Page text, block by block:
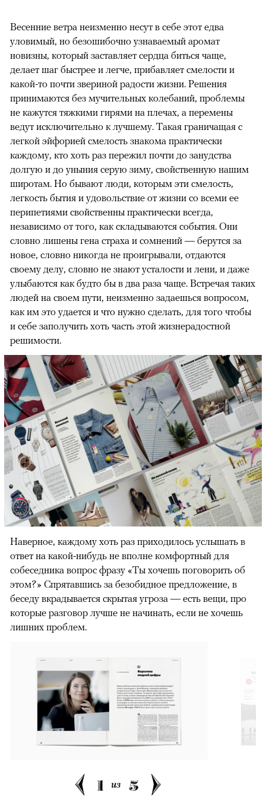
Весенние ветра неизменно несут в себе этот едва
уловимый, но безошибочно узнаваемый аромат
новизны, который заставляет сердца биться чаще,
делает шаг быстрее и легче, прибавляет смелости и
какой-то почти звериной радости жизни. Решения
принимаются без мучительных колебаний, проблемы
не кажутся тяжкими гирями на плечах, а перемены
ведут исключительно к лучшему. Такая граничащая с
легкой эйфорией смелость знакома практически
каждому, кто хоть раз пережил почти до занудства
долгую и до уныния серую зиму, свойственную нашим
широтам. Но бывают люди, которым эти смелость,
легкость бытия и удовольствие от жизни со всеми ее
перипетиями свойственны практически всегда,
независимо от того, как складываются события. Они
словно лишены гена страха и сомнений — берутся за
новое, словно никогда не проигрывали, отдаются
своему делу, словно не знают усталости и лени, и даже
улыбаются как будто бы в два раза чаще. Встречая таких
людей на своем пути, неизменно задаешься вопросом,
как им это удается и что нужно сделать, для того чтобы
и себе заполучить хоть часть этой жизнерадостной
решимости.
Наверное, каждому хоть раз приходилось услышать в
ответ на какой-нибудь не вполне комфортный для
собеседника вопрос фразу «Ты хочешь поговорить об
этом?» Спрятавшись за безобидное предложение, в
беседу вкрадывается скрытая угроза — есть вещи, про
которые разговор лучше не начинать, если не хочешь
лишних проблем.
1 из 5